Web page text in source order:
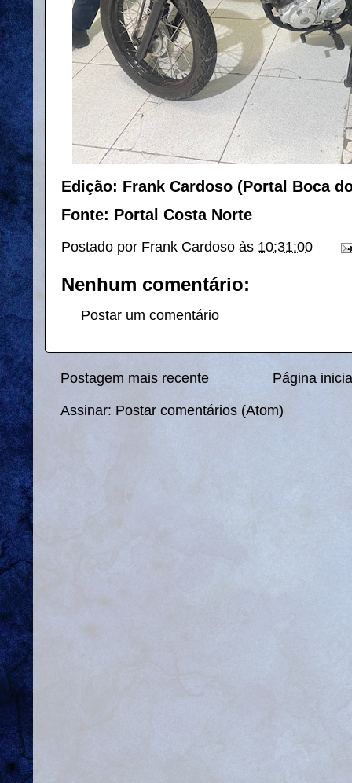
Edição: Frank Cardoso (Portal Boca
Fonte: Portal Costa Norte
Postado por Frank Cardoso às 10:31:00
Nenhum comentário:
Postar um comentário
Postagem mais recente Página
Assinar: Postar comentários (Atom)